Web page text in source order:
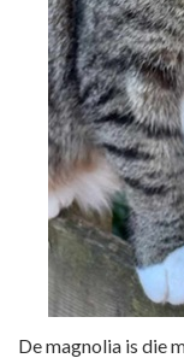
De magnolia is die